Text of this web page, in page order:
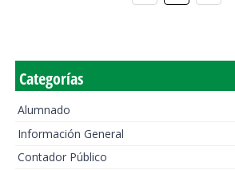
Categorías
Alumnado
Información General
Contador Público